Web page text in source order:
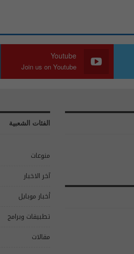
Youtube
Join us on Youtube
الفئات الشعبية
منوعات
آخر الاخبار
أخبار موبايل
تطبيقات وبرامج
مقالات